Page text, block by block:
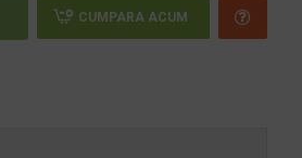
CUMPARA ACUM